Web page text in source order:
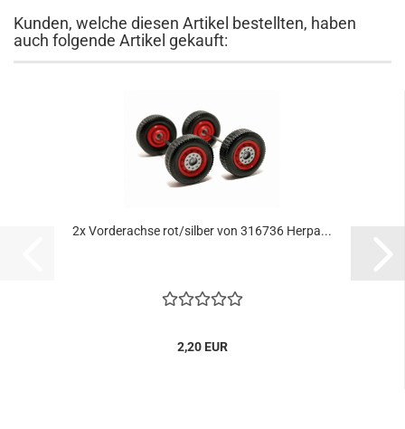
Kunden, welche diesen Artikel bestellten, haben
auch folgende Artikel gekauft:
2x Vorderachse rot/silber von 316736 Herpa...
2,20 EUR